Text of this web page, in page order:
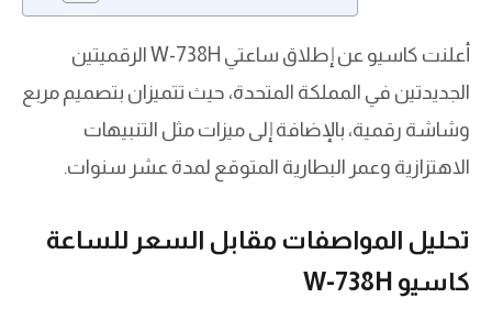
أعلنت كاسيو عن إطلاق ساعتي W-738H الرقميتين
الجديدتين في المملكة المتحدة، حيث تتميزان بتصميم مربع
وشاشة رقمية، بالإضافة إلى ميزات مثل التنبيهات
الاهتزازية وعمر البطارية المتوقع لمدة عشر سنوات.
تحليل المواصفات مقابل السعر للساعة
كاسيو W-738H